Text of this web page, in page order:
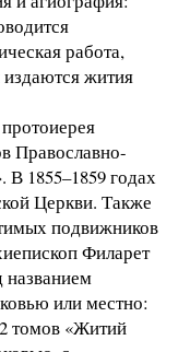
работа,
жития
Православно-
1855–1859 годах
Церкви. Также
подвижников
Филарет
названием
или местно:
томов «Житий